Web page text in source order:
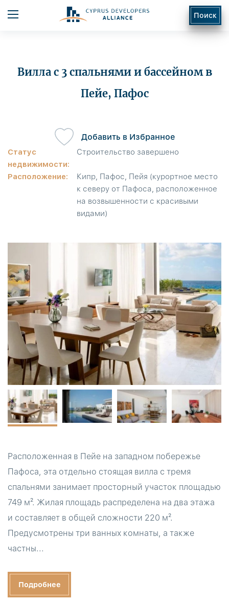
Поиск
Вилла с 3 спальнями и бассейном в
Пейе, Пафос
Статус
недвижимости:
Строительство завершено
Расположение:
Кипр, Пафос, Пейя (курортное место
к северу от Пафоса, расположенное
на возвышенности с красивыми
видами)
Добавить в Избранное
Расположенная в Пейе на западном побережье
Пафоса, эта отдельно стоящая вилла с тремя
спальнями занимает просторный участок площадью
749 м². Жилая площадь распределена на два этажа
и составляет в общей сложности 220 м².
Предусмотрены три ванных комнаты, а также
частны...
Подробнее